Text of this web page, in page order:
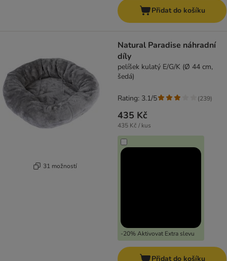
Přidat do košíku
31 možností
Natural Paradise náhradní
díly
pelíšek kulatý E/G/K (Ø 44 cm,
šedá)
435 Kč
435 Kč / kus
-20% Aktivovat Extra slevu
Rating: 3.1/5 (239)
Přidat do košíku